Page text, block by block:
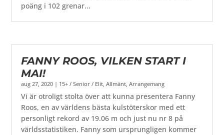
poäng i 102 grenar...
FANNY ROOS, VILKEN START I
MAI!
aug 27, 2020 | 15+ / Senior / Elit,Allmänt,Arrangemang
Vi är otroligt stolta över att kunna presentera Fanny
Roos, en av världens bästa kulstöterskor med ett
personligt rekord av 19.06 m och just nu nr 8 på
världsstatistiken. Fanny som ursprungligen kommer